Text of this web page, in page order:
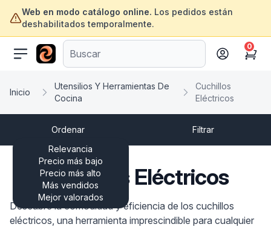
Web en modo catálogo online. Los pedidos están
deshabilitados temporalmente.
ofertasinformatica.com
Cart
0
Inicio
Utensilios Y Herramientas De
Cocina
Cuchillos
Eléctricos
Ordenar
Relevancia
Precio más bajo
Precio más alto
Más vendidos
Mejor valorados
Filtrar
Cuchillos Eléctricos
Descubre la comodidad y eficiencia de los cuchillos
eléctricos, una herramienta imprescindible para cualquier